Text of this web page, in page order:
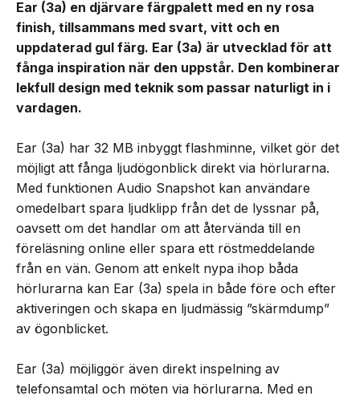
Ear (3a) en djärvare färgpalett med en ny rosa
finish, tillsammans med svart, vitt och en
uppdaterad gul färg. Ear (3a) är utvecklad för att
fånga inspiration när den uppstår. Den kombinerar
lekfull design med teknik som passar naturligt in i
vardagen.
Ear (3a) har 32 MB inbyggt flashminne, vilket gör det
möjligt att fånga ljudögonblick direkt via hörlurarna.
Med funktionen Audio Snapshot kan användare
omedelbart spara ljudklipp från det de lyssnar på,
oavsett om det handlar om att återvända till en
föreläsning online eller spara ett röstmeddelande
från en vän. Genom att enkelt nypa ihop båda
hörlurarna kan Ear (3a) spela in både före och efter
aktiveringen och skapa en ljudmässig ”skärmdump”
av ögonblicket.
Ear (3a) möjliggör även direkt inspelning av
telefonsamtal och möten via hörlurarna. Med en